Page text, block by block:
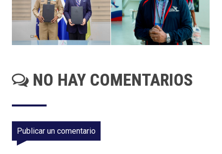
NO HAY COMENTARIOS
Publicar un comentario